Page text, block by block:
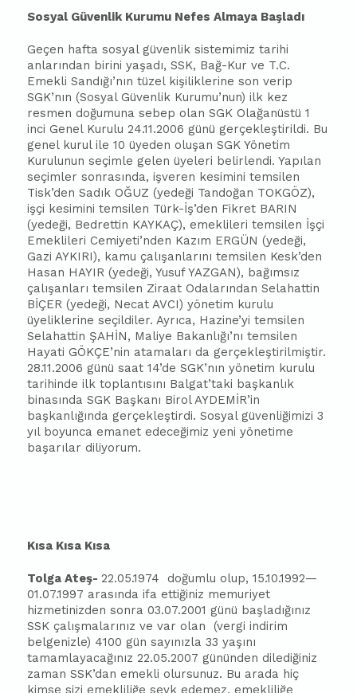
Sosyal Güvenlik Kurumu Nefes Almaya Başladı
Geçen hafta sosyal güvenlik sistemimiz tarihi
anlarından birini yaşadı, SSK, Bağ-Kur ve T.C.
Emekli Sandığı’nın tüzel kişiliklerine son verip
SGK’nın (Sosyal Güvenlik Kurumu’nun) ilk kez
resmen doğumuna sebep olan SGK Olağanüstü 1
inci Genel Kurulu 24.11.2006 günü gerçekleştirildi. Bu
genel kurul ile 10 üyeden oluşan SGK Yönetim
Kurulunun seçimle gelen üyeleri belirlendi. Yapılan
seçimler sonrasında, işveren kesimini temsilen
Tisk’den Sadık OĞUZ (yedeği Tandoğan TOKGÖZ),
işçi kesimini temsilen Türk-İş’den Fikret BARIN
(yedeği, Bedrettin KAYKAÇ), emeklileri temsilen İşçi
Emeklileri Cemiyeti’nden Kazım ERGÜN (yedeği,
Gazi AYKIRI), kamu çalışanlarını temsilen Kesk’den
Hasan HAYIR (yedeği, Yusuf YAZGAN), bağımsız
çalışanları temsilen Ziraat Odalarından Selahattin
BİÇER (yedeği, Necat AVCI) yönetim kurulu
üyeliklerine seçildiler. Ayrıca, Hazine’yi temsilen
Selahattin ŞAHİN, Maliye Bakanlığı’nı temsilen
Hayati GÖKÇE’nin atamaları da gerçekleştirilmiştir.
28.11.2006 günü saat 14’de SGK’nın yönetim kurulu
tarihinde ilk toplantısını Balgat’taki başkanlık
binasında SGK Başkanı Birol AYDEMİR’in
başkanlığında gerçekleştirdi. Sosyal güvenliğimizi 3
yıl boyunca emanet edeceğimiz yeni yönetime
başarılar diliyorum.
Kısa Kısa Kısa
Tolga Ateş-22.05.1974
doğumlu olup, 15.10.1992—
01.07.1997 arasında ifa ettiğiniz memuriyet
hizmetinizden sonra 03.07.2001 günü başladığınız
SSK çalışmalarınız ve var olan
(vergi indirim
belgenizle) 4100 gün sayınızla 33 yaşını
tamamlayacağınız 22.05.2007 gününden dilediğiniz
zaman SSK’dan emekli olursunuz. Bu arada hiç
kimse sizi emekliliğe sevk edemez, emekliliğe